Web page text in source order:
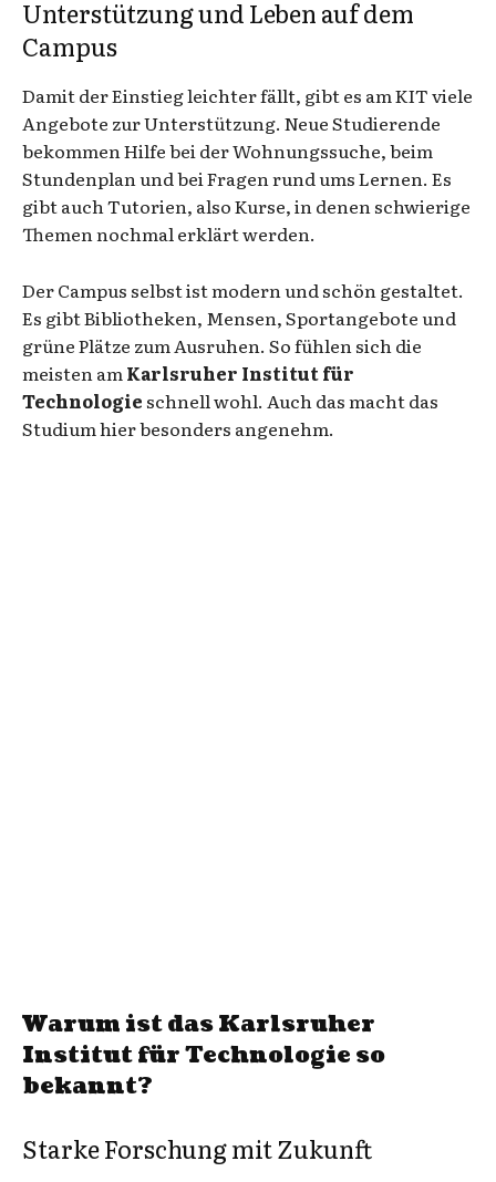
Unterstützung und Leben auf dem
Campus
Damit der Einstieg leichter fällt, gibt es am KIT viele
Angebote zur Unterstützung. Neue Studierende
bekommen Hilfe bei der Wohnungssuche, beim
Stundenplan und bei Fragen rund ums Lernen. Es
gibt auch Tutorien, also Kurse, in denen schwierige
Themen nochmal erklärt werden.
Der Campus selbst ist modern und schön gestaltet.
Es gibt Bibliotheken, Mensen, Sportangebote und
grüne Plätze zum Ausruhen. So fühlen sich die
meisten amKarlsruher Institut für
Technologie schnell wohl. Auch das macht das
Studium hier besonders angenehm.
Warum ist das Karlsruher
Institut für Technologie so
bekannt?
Starke Forschung mit Zukunft